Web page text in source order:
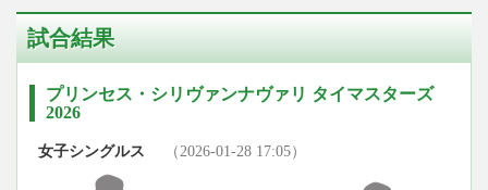
試合結果
プリンセス・シリヴァンナヴァリ タイマスターズ
2026
女子シングルス （2026-01-28 17:05）